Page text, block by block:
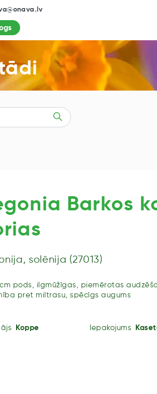
Barkos
solēnija (27013)
cm pods, ilgmūžīgas, piemērotas
pret miltrasu, spēcīgs augums
Koppe Iepakojums